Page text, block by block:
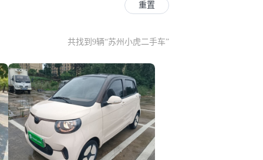
重置
共找到9辆“苏州小虎二手车”